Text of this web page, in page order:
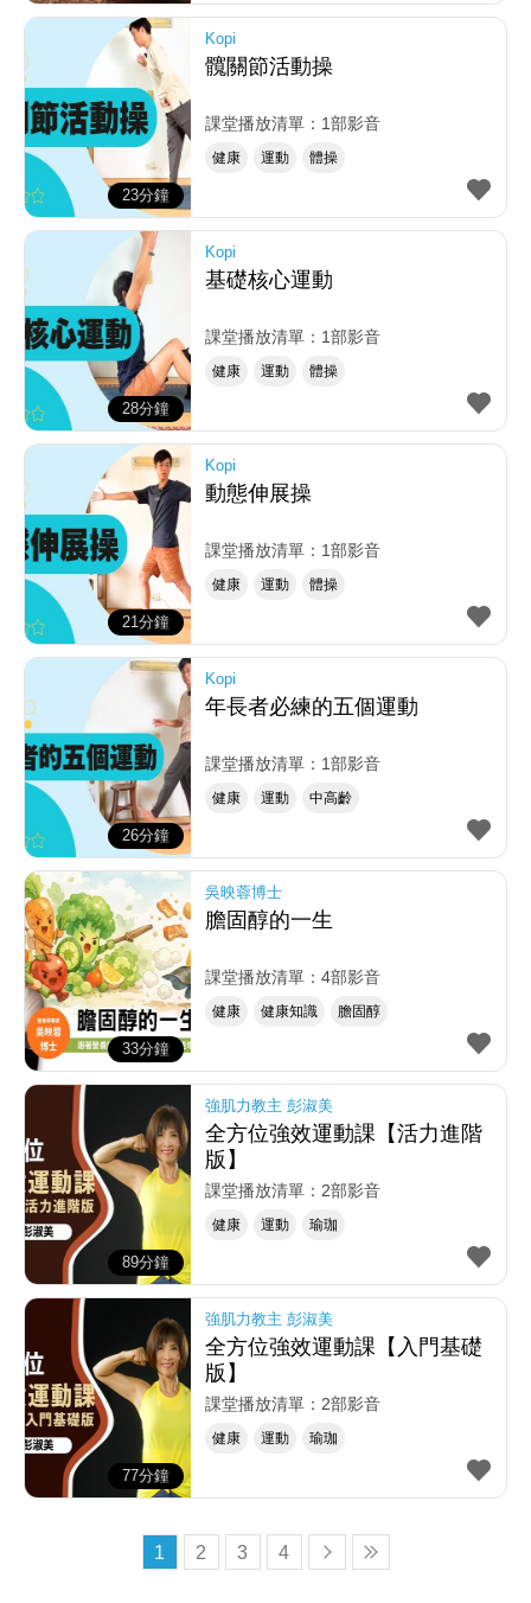
23分鐘
Kopi
髖關節活動操
課堂播放清單：1部影音
健康 運動 體操
28分鐘
Kopi
基礎核心運動
課堂播放清單：1部影音
健康 運動 體操
21分鐘
Kopi
動態伸展操
課堂播放清單：1部影音
健康 運動 體操
26分鐘
Kopi
年長者必練的五個運動
課堂播放清單：1部影音
健康 運動 中高齡
33分鐘
吳映蓉博士
膽固醇的一生
課堂播放清單：4部影音
健康 健康知識 膽固醇
89分鐘
強肌力教主 彭淑美
全方位強效運動課【活力進階
版】
課堂播放清單：2部影音
健康 運動 瑜珈
77分鐘
強肌力教主 彭淑美
全方位強效運動課【入門基礎
版】
課堂播放清單：2部影音
健康 運動 瑜珈
1 2 3 4